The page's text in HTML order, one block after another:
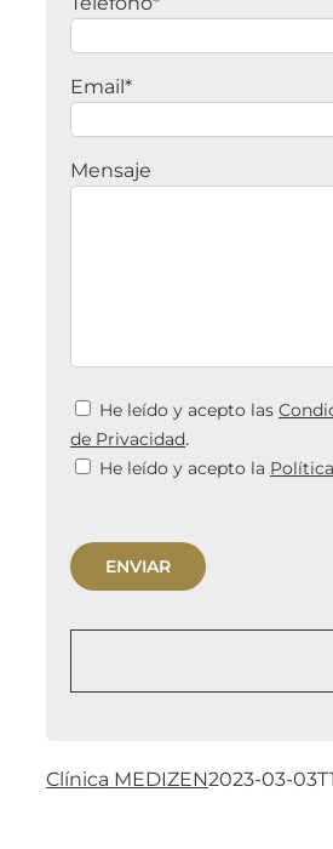
Email*
Mensaje
He leído y acepto las
de Privacidad.
He leído y acepto la
Clínica MEDIZEN2023-03-